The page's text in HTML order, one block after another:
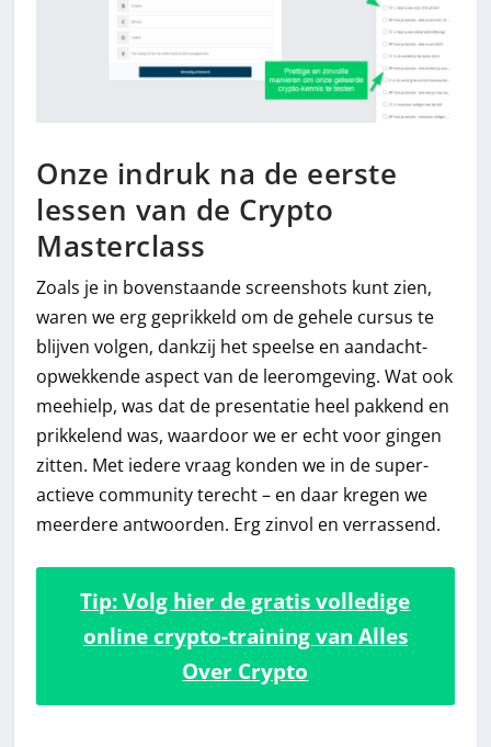
Onze indruk na de eerste
lessen van de Crypto
Masterclass
Zoals je in bovenstaande screenshots kunt zien,
waren we erg geprikkeld om de gehele cursus te
blijven volgen, dankzij het speelse en aandacht-
opwekkende aspect van de leeromgeving. Wat ook
meehielp, was dat de presentatie heel pakkend en
prikkelend was, waardoor we er echt voor gingen
zitten. Met iedere vraag konden we in de super-
actieve community terecht – en daar kregen we
meerdere antwoorden. Erg zinvol en verrassend.
Tip: Volg hier de gratis volledige
online crypto-training van Alles
Over Crypto